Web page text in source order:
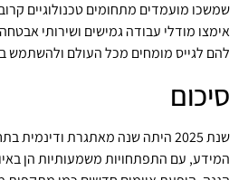
שמשכו מועמדים מתחומים טכנולוגיים
להם לגייס מומחים מכל העולם ולהשתמש
סיכום
שנת 2025 היתה שנה מאתגרת
המידע, עם התפתחויות משמעותיות הן